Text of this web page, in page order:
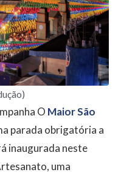
O Maior São
parada obrigatória a
inaugurada neste
uma